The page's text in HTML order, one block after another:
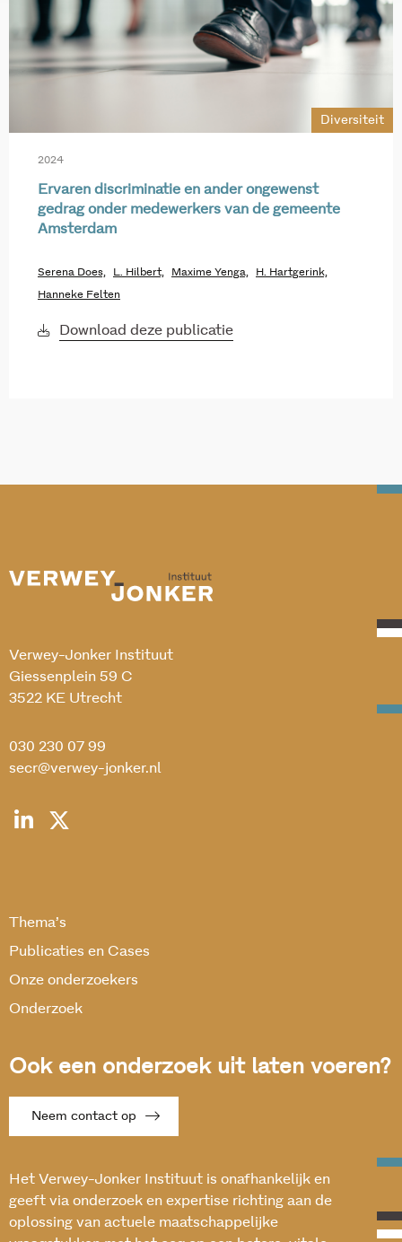
Diversiteit
2024
Ervaren discriminatie en ander ongewenst
gedrag onder medewerkers van de gemeente
Amsterdam
Serena Does, L. Hilbert, Maxime Yenga, H. Hartgerink,
Hanneke Felten
Download deze publicatie
Verwey-Jonker Instituut
Giessenplein 59 C
3522 KE Utrecht
030 230 07 99
secr@verwey-jonker.nl
Thema’s
Publicaties en Cases
Onze onderzoekers
Onderzoek
Ook een onderzoek uit laten voeren?
Neem contact op
Het Verwey-Jonker Instituut is onafhankelijk en
geeft via onderzoek en expertise richting aan de
oplossing van actuele maatschappelijke